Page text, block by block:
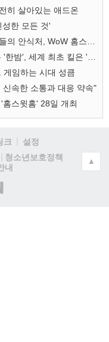
히 살아있는 애드온
한 모든 것'
게임하는 시대 성큼
속한 소통과 대응 약속"
스윗홈' 28일 개최
크
설정
청소년보호정책
내
▲